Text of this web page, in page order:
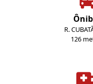
R.
126